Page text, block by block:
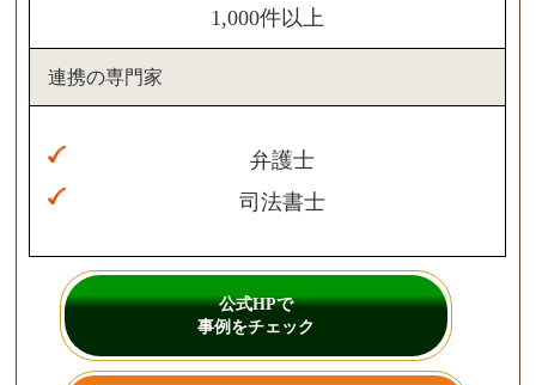
1,000件以上
連携の専門家
弁護士
司法書士
公式HPで
事例をチェック